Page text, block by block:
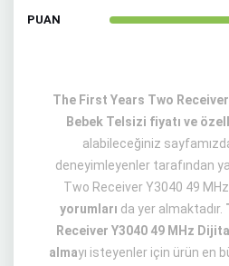
PUAN
The First Years Two
Bebek Telsizi fiyatı ve
alabileceğiniz
deneyimleyenler tarafından
Two Receiver Y3040 49
yorumları da yer almaktadır.
Receiver Y3040 49 MHz
almayı isteyenler için ürün en